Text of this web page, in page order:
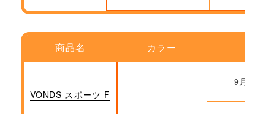
商品名 カラー
VONDS スポーツ F
9月22